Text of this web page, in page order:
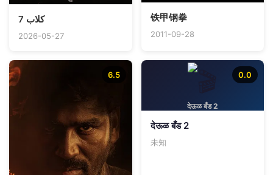
7 كلاب
2026-05-27
铁甲钢拳
2011-09-28
6.5
देऊळ बँड 2
0.0
देऊळ बँड 2
未知